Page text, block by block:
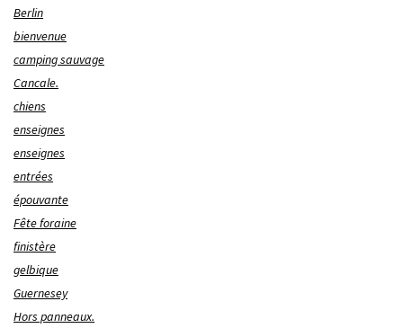
Berlin
bienvenue
camping sauvage
Cancale.
chiens
enseignes
enseignes
entrées
épouvante
Fête foraine
finistère
gelbique
Guernesey
Hors panneaux.